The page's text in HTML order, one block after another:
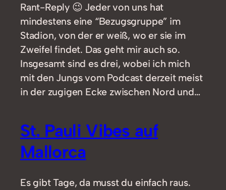
Rant-Reply 😉 Jeder von uns hat
mindestens eine “Bezugsgruppe” im
Stadion, von der er weiß, wo er sie im
Zweifel findet. Das geht mir auch so.
Insgesamt sind es drei, wobei ich mich
mit den Jungs vom Podcast derzeit meist
in der zugigen Ecke zwischen Nord und…
St. Pauli Vibes auf
Mallorca
Es gibt Tage, da musst du einfach raus.